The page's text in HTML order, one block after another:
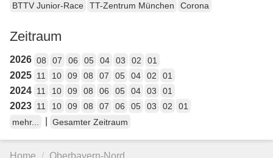
BTTV Junior-Race
TT-Zentrum München Corona
Zeitraum
2026 08 07 06 05 04 03 02 01
2025 11 10 09 08 07 05 04 02 01
2024 11 10 09 08 06 05 04 03 01
2023 11 10 09 08 07 06 05 03 02
01
mehr...
Gesamter Zeitraum
Home Oberbayern-Nord